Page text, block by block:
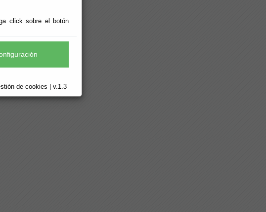
click sobre el botón
de cookies | v.1.3